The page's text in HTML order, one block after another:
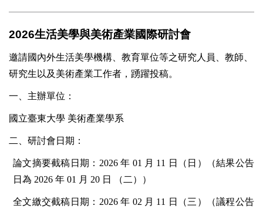
2026生活美學與美術產業國際研討會
邀請國內外生活美學機構、教育單位等之研究人員、教師、
研究生以及美術產業工作者，踴躍投稿。
一、主辦單位：
國立臺東大學 美術產業學系
二、研討會日期：
論文摘要截稿日期：2026 年 01 月 11 日（日）（結果公告
日為 2026 年 01 月 20 日 （二 ））
全文繳交截稿日期：2026 年 02 月 11 日（三）（議程公告